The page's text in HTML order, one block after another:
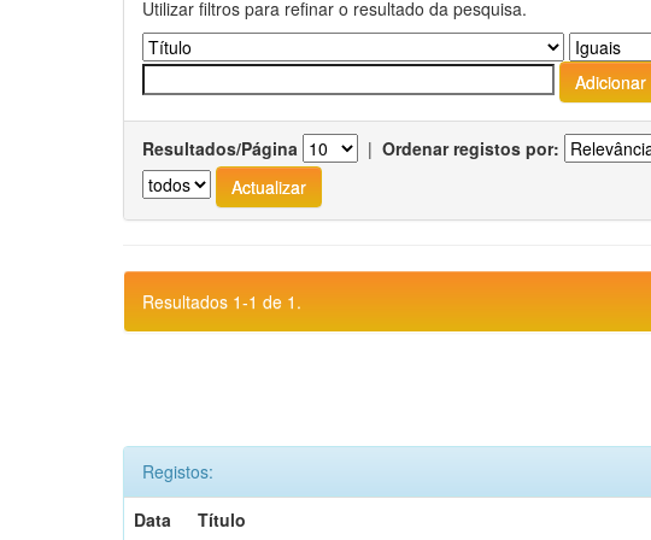
Utilizar filtros para refinar o resultado da pesquisa.
Resultados/Página | Ordenar registos por:
Resultados 1-1 de 1.
Registos:
Data
Título